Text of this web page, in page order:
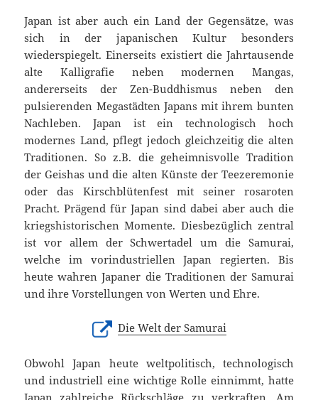
Japan ist aber auch ein Land der Gegensätze, was
sich in der japanischen Kultur besonders
wiederspiegelt. Einerseits existiert die Jahrtausende
alte Kalligrafie neben modernen Mangas,
andererseits der Zen-Buddhismus neben den
pulsierenden Megastädten Japans mit ihrem bunten
Nachleben. Japan ist ein technologisch hoch
modernes Land, pflegt jedoch gleichzeitig die alten
Traditionen. So z.B. die geheimnisvolle Tradition
der Geishas und die alten Künste der Teezeremonie
oder das Kirschblütenfest mit seiner rosaroten
Pracht. Prägend für Japan sind dabei aber auch die
kriegshistorischen Momente. Diesbezüglich zentral
ist vor allem der Schwertadel um die Samurai,
welche im vorindustriellen Japan regierten. Bis
heute wahren Japaner die Traditionen der Samurai
und ihre Vorstellungen von Werten und Ehre.
Die Welt der Samurai
Obwohl Japan heute weltpolitisch, technologisch
und industriell eine wichtige Rolle einnimmt, hatte
Japan zahlreiche Rückschläge zu verkraften. Am